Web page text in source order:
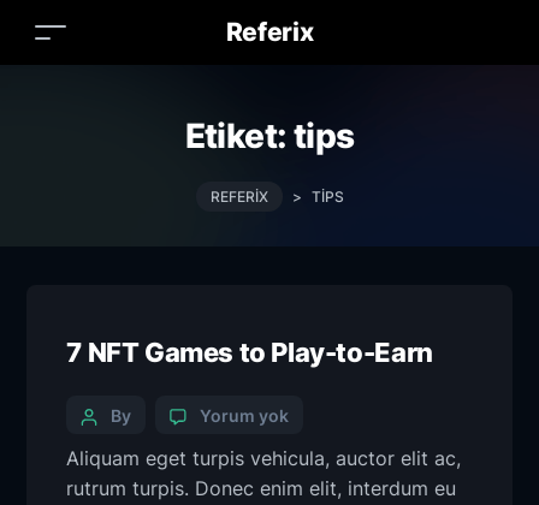
Referix
Etiket: tips
REFERIX > TIPS
7 NFT Games to Play-to-Earn
By Yorum yok
Aliquam eget turpis vehicula, auctor elit ac,
rutrum turpis. Donec enim elit, interdum eu